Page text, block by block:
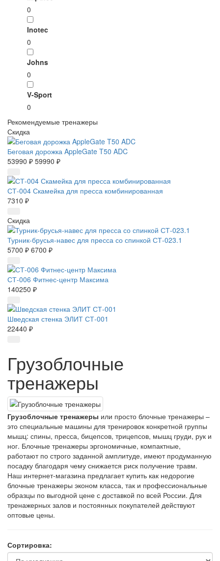
0
Inotec
0
Johns
0
V-Sport
0
Рекомендуемые тренажеры
Скидка
Беговая дорожка AppleGate T50 ADC
53990 ₽ 59990 ₽
СТ-004 Скамейка для пресса комбинированная
7310 ₽
Скидка
Турник-брусья-навес для пресса со спинкой СТ-023.1
5700 ₽ 6700 ₽
СТ-006 Фитнес-центр Максима
140250 ₽
Шведская стенка ЭЛИТ СТ-001
22440 ₽
Грузоблочные
тренажеры
Грузоблочные тренажеры или просто блочные тренажеры –
это специальные машины для тренировок конкретной группы
мышц: спины, пресса, бицепсов, трицепсов, мышц груди, рук и
ног. Блочные тренажеры эргономичные, компактные,
работают по строго заданной амплитуде, имеют продуманную
посадку благодаря чему снижается риск получение травм.
Наш интернет-магазина предлагает купить как недорогие
блочные тренажеры эконом класса, так и профессиональные
образцы по выгодной цене с доставкой по всей России. Для
тренажерных залов и постоянных покупателей действуют
оптовые цены.
Сортировка: